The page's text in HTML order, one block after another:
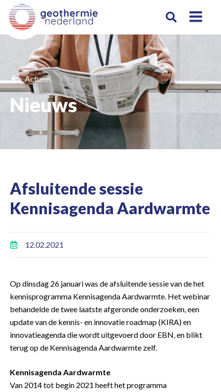
Actueel
Nieuws
Afsluitende sessie
Kennisagenda Aardwarmte
12.02.2021
Op dinsdag 26 januari was de afsluitende sessie van de het
kennisprogramma Kennisagenda Aardwarmte. Het webinar
behandelde de twee laatste afgeronde onderzoeken, een
update van de kennis- en innovatie roadmap (KIRA) en
innovatieagenda die wordt uitgevoerd door EBN, en blikt
terug op de Kennisagenda Aardwarmte zelf.
Kennisagenda Aardwarmte
Van 2014 tot begin 2021 heeft het programma